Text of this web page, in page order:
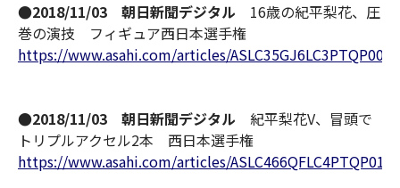
●2018/11/03 朝日新聞デジタル 16歳の紀平梨花、圧
巻の演技 フィギュア西日本選手権
https://www.asahi.com/articles/
●2018/11/03 朝日新聞デジタル 紀平梨花V、冒頭で
トリプルアクセル2本 西日本選手権
https://www.asahi.com/articles/